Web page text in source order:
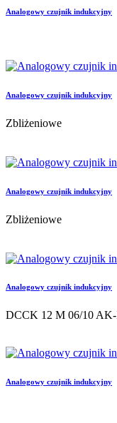
Analogowy czujnik indukcyjny
Analogowy czujnik indukcyjny
Zbliżeniowe
Analogowy czujnik indukcyjny
Zbliżeniowe
Analogowy czujnik indukcyjny
DCCK 12 M 06/10
Analogowy czujnik indukcyjny